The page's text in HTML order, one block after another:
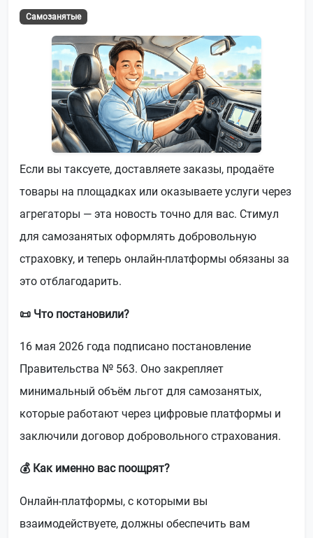
Самозанятые
Если вы таксуете, доставляете заказы, продаёте
товары на площадках или оказываете услуги через
агрегаторы — эта новость точно для вас. Стимул
для самозанятых оформлять добровольную
страховку, и теперь онлайн-платформы обязаны за
это отблагодарить.
📜 Что постановили?
16 мая 2026 года подписано постановление
Правительства № 563. Оно закрепляет
минимальный объём льгот для самозанятых,
которые работают через цифровые платформы и
заключили договор добровольного страхования.
💰 Как именно вас поощрят?
Онлайн-платформы, с которыми вы
взаимодействуете, должны обеспечить вам